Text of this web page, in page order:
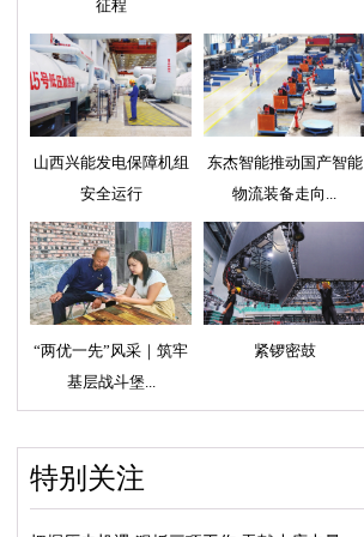
征程
山西兴能发电保障机组
安全运行
东杰智能推动国产智能
物流装备走向...
“两优一先”风采｜筑牢
基层战斗堡...
紧锣密鼓
特别关注